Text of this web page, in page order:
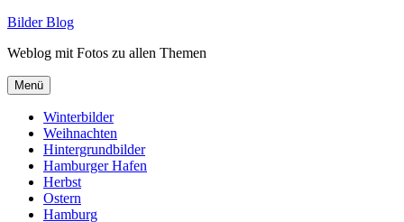
Zum
springen
Bilder Blog
Weblog mit Fotos zu allen Themen
Menü
Winterbilder
Weihnachten
Hintergrundbilder
Hamburger Hafen
Herbst
Ostern
Hamburg